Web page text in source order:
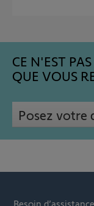
CE N'EST PAS
QUE VOUS
Posez votre
Besoin